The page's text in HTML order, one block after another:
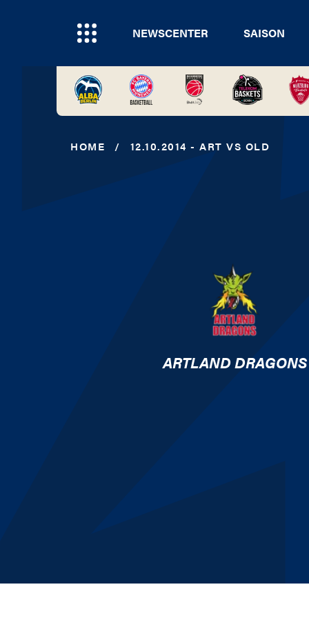
NEWSCENTER SAISON
HOME / 12.10.2014 - ART VS OLD
ARTLAND DRAGONS